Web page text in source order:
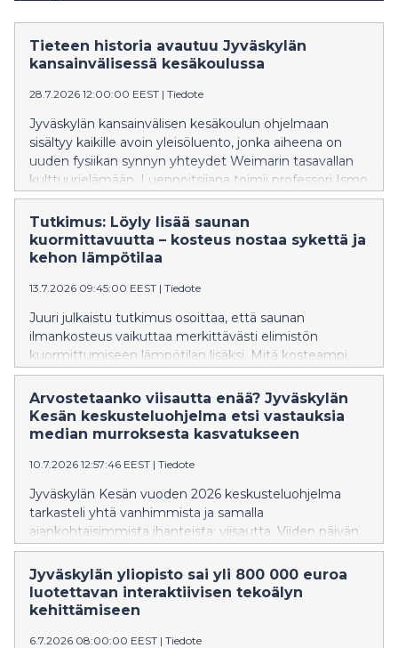
Tieteen historia avautuu Jyväskylän
kansainvälisessä kesäkoulussa
28.7.2026 12:00:00 EEST | Tiedote
Jyväskylän kansainvälisen kesäkoulun ohjelmaan
sisältyy kaikille avoin yleisöluento, jonka aiheena on
uuden fysiikan synnyn yhteydet Weimarin tasavallan
kulttuurielämään. Luennoitsijana toimii professori Ismo
Koponen Helsingin yliopistosta.
Tutkimus: Löyly lisää saunan
kuormittavuutta – kosteus nostaa sykettä ja
kehon lämpötilaa
13.7.2026 09:45:00 EEST | Tiedote
Juuri julkaistu tutkimus osoittaa, että saunan
ilmankosteus vaikuttaa merkittävästi elimistön
kuormittumiseen lämpötilan lisäksi. Mitä kosteampi
sauna on, sitä voimakkaammin syke ja kehon lämpötila
nousevat.
Arvostetaanko viisautta enää? Jyväskylän
Kesän keskusteluohjelma etsi vastauksia
median murroksesta kasvatukseen
10.7.2026 12:57:46 EEST | Tiedote
Jyväskylän Kesän vuoden 2026 keskusteluohjelma
tarkasteli yhtä vanhimmista ja samalla
ajankohtaisimmista ihanteista: viisautta. Viiden päivän
aikana keskusteluissa kysyttiin, miltä viisaus näyttää
aikana, jolloin huomiosta kilpaillaan
ennennäkemättömällä voimalla, tekoäly muuttaa
ajatteluamme ja yhteiskunnallinen keskustelu hakee
Jyväskylän yliopisto sai yli 800 000 euroa
luotettavan interaktiivisen tekoälyn
kehittämiseen
6.7.2026 08:00:00 EEST | Tiedote